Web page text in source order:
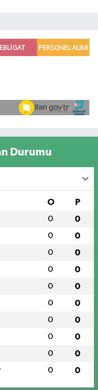
Durumu
O P
0 0
0 0
0 0
0 0
0 0
0 0
0 0
0 0
0 0
0 0